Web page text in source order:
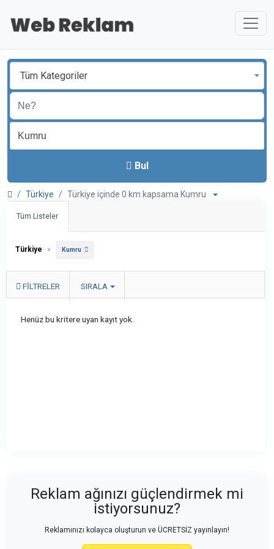
Tüm Kategoriler
Bul
Türkiye Türkiye içinde 0 km kapsama Kumru
Tüm Listeler
Türkiye » Kumru
FILTRELER SIRALA
Henüz bu kritere uyan kayıt yok.
Reklam ağınızı güçlendirmek mi
istiyorsunuz?
Reklamınızı kolayca oluşturun ve ÜCRETSİZ yayınlayın!